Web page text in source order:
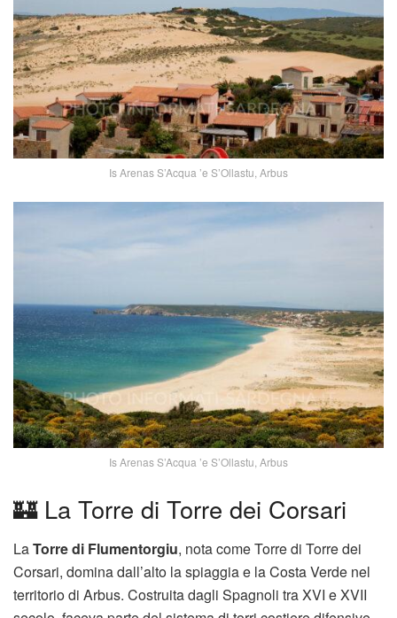
Is Arenas S’Acqua ’e S’Ollastu, Arbus
Is Arenas S’Acqua ’e S’Ollastu, Arbus
🏰 La Torre di Torre dei Corsari
LaTorre di Flumentorgiu, nota come Torre di Torre dei
Corsari, domina dall’alto la spiaggia e la Costa Verde nel
territorio di Arbus. Costruita dagli Spagnoli tra XVI e XVII